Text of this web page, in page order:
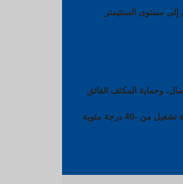
وحماية المكثف الفائق
موثوقية عالية على مستوى الصناعة مع مستوى التوافق الكهرومغناطيسي 4 وقدرة تشغيل من -40 درجة مئوية